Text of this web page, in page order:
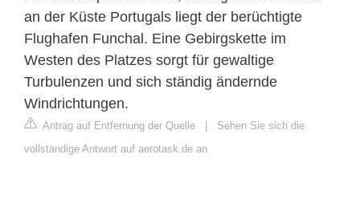
an der Küste Portugals liegt der berüchtigte
Flughafen Funchal. Eine Gebirgskette im
Westen des Platzes sorgt für gewaltige
Turbulenzen und sich ständig ändernde
Windrichtungen.
Antrag auf Entfernung der Quelle | Sehen Sie sich die
vollständige Antwort auf aerotask.de an